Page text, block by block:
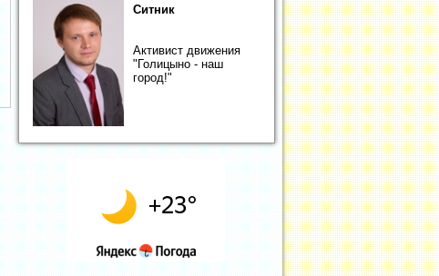
Ситник
Активист движения
"Голицыно - наш
город!"